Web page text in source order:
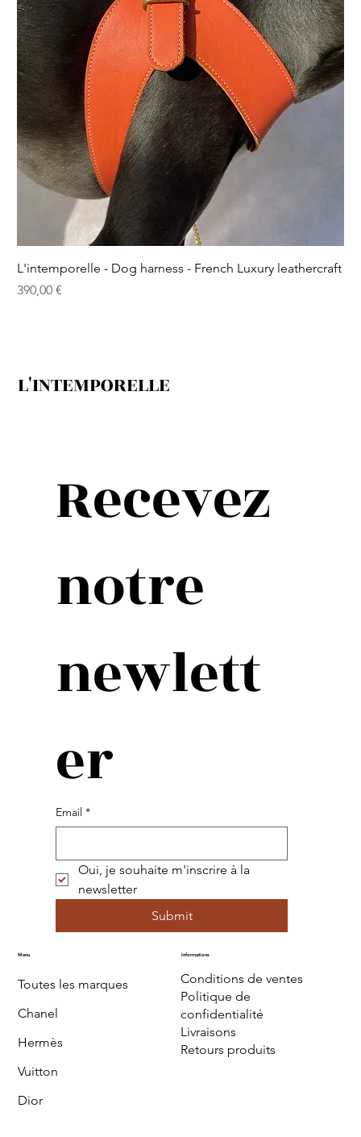
L'intemporelle - Dog harness - French Luxury leathercraft
Prix
390,00 €
L'INTEMPORELLE
Recevez
notre
newlett
er
Email *
Oui, je souhaite m'inscrire à la
newsletter
Submit
Menu
Toutes les marques
Chanel
Hermès
Vuitton
Dior
Informations
Conditions de ventes
Politique de
confidentialité
Livraisons
Retours produits